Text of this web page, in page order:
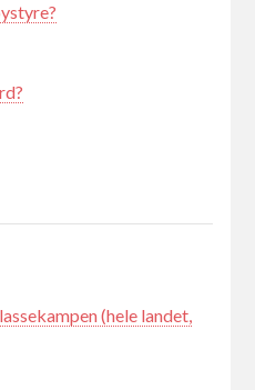
(hele landet,